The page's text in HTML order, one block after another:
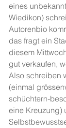
eines
Wiedikon)
Autorenbio
das fragt ein
diesem
gut verkaufen,
Also schreiben
(einmal
schüchtern-
eine Kreuzung)